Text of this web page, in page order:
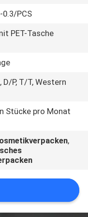
0.3/PCS
PET-Tasche
D/P, T/T, Western
Stücke pro Monat
,